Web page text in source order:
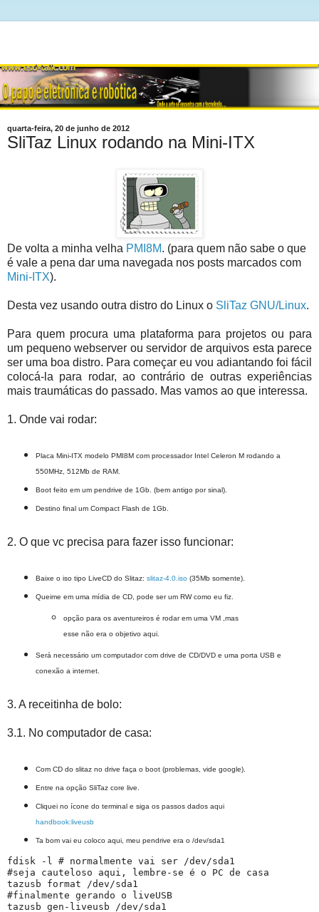
quarta-feira, 20 de junho de 2012
SliTaz Linux rodando na Mini-ITX
De volta a minha velha PMI8M. (para quem não sabe o que
é vale a pena dar uma navegada nos posts marcados com
Mini-ITX).
Desta vez usando outra distro do Linux o SliTaz GNU/Linux.
Para quem procura uma plataforma para projetos ou para
um pequeno webserver ou servidor de arquivos esta parece
ser uma boa distro. Para começar eu vou adiantando foi fácil
colocá-la para rodar, ao contrário de outras experiências
mais traumáticas do passado. Mas vamos ao que interessa.
1. Onde vai rodar:
Placa Mini-ITX modelo PMI8M com processador Intel Celeron M rodando a
550MHz, 512Mb de RAM.
Boot feito em um pendrive de 1Gb. (bem antigo por sinal).
Destino final um Compact Flash de 1Gb.
2. O que vc precisa para fazer isso funcionar:
Baixe o iso tipo LiveCD do Slitaz: slitaz-4.0.iso(35Mb somente).
Queime em uma mídia de CD, pode ser um RW como eu fiz.
opção para os aventureiros é rodar em uma VM ,mas
esse não era o objetivo aqui.
Será necessário um computador com drive de CD/DVD e uma porta USB e
conexão a internet.
3. A receitinha de bolo:
3.1. No computador de casa:
Com CD do slitaz no drive faça o boot (problemas, vide google).
Entre na opção SliTaz core live.
Cliquei no ícone do terminal e siga os passos dados aqui
handbook:liveusb
Ta bom vai eu coloco aqui, meu pendrive era o /dev/sda1
fdisk -l # normalmente vai ser /dev/sda1
#seja cauteloso aqui, lembre-se é o PC de casa
tazusb format /dev/sda1
#finalmente gerando o liveUSB